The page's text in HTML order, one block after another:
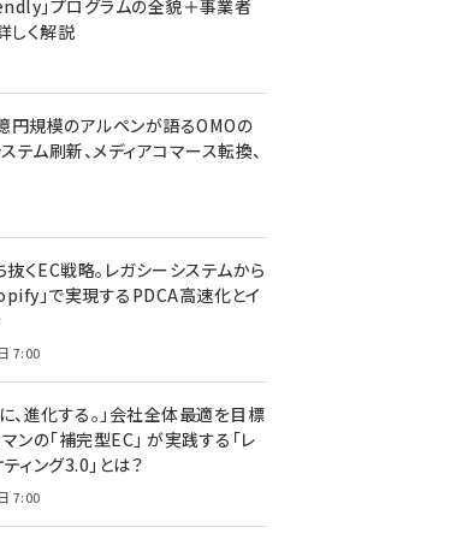
」プログラムの全貌＋事業者
しく解説
円規模のアルペンが語るOMOの
ム刷新、メディアコマース転換、
くEC戦略。レガシーシステムから
」で実現するPDCA高速化とイ
7:00
、進化する。」会社全体最適を目標
ンの「補完型EC」 が実践する「レ
ィング3.0」とは？
7:00